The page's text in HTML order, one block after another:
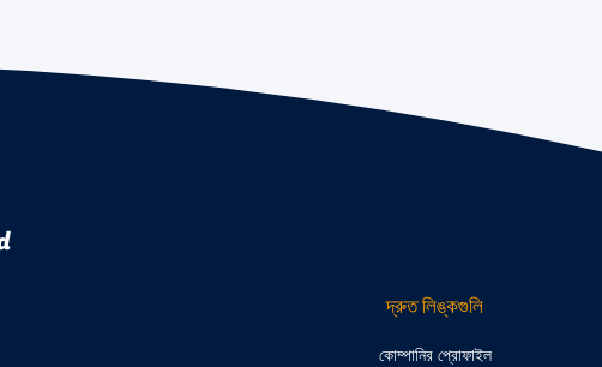
দ্রুত লিঙ্কগুলি
কোম্পানির প্রোফাইল